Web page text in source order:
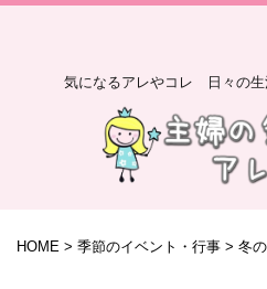
気になるアレやコレ 日々の生
HOME > 季節のイベント・行事 > 冬